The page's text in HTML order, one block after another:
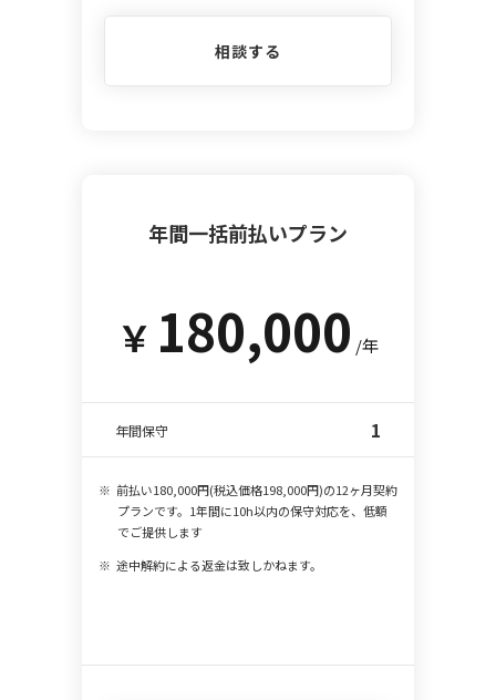
相談する
年間一括前払いプラン
￥ 180,000 /年
年間保守 1
前払い180,000円(税込価格198,000円)の12ヶ月契約
プランです。1年間に10h以内の保守対応を、低額
でご提供します
途中解約による返金は致しかねます。